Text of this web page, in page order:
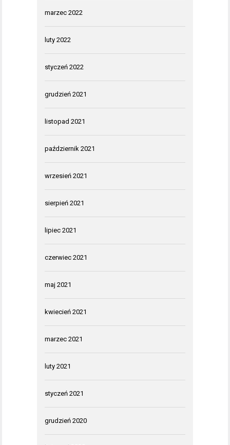
marzec 2022
luty 2022
styczeń 2022
grudzień 2021
listopad 2021
październik 2021
wrzesień 2021
sierpień 2021
lipiec 2021
czerwiec 2021
maj 2021
kwiecień 2021
marzec 2021
luty 2021
styczeń 2021
grudzień 2020